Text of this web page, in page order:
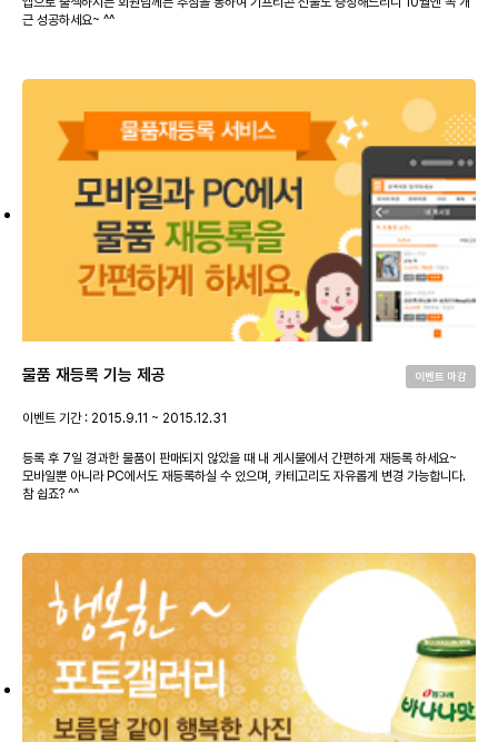
근 성공하세요~ ^^
물품 재등록 기능 제공 이벤트 마감
이벤트 기간 : 2015.9.11 ~ 2015.12.31
등록 후 7일 경과한 물품이 판매되지 않았을 때 내 게시물에서 간편하게 재등록 하세요~
모바일뿐 아니라 PC에서도 재등록하실 수 있으며, 카테고리도 자유롭게 변경 가능합니다.
참 쉽죠? ^^